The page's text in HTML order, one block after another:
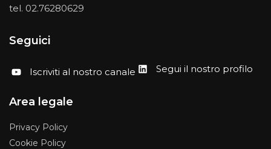
tel. 02.76280629
Seguici
Iscriviti al nostro canale Segui il nostro profilo
Area legale
Privacy Policy
Cookie Policy